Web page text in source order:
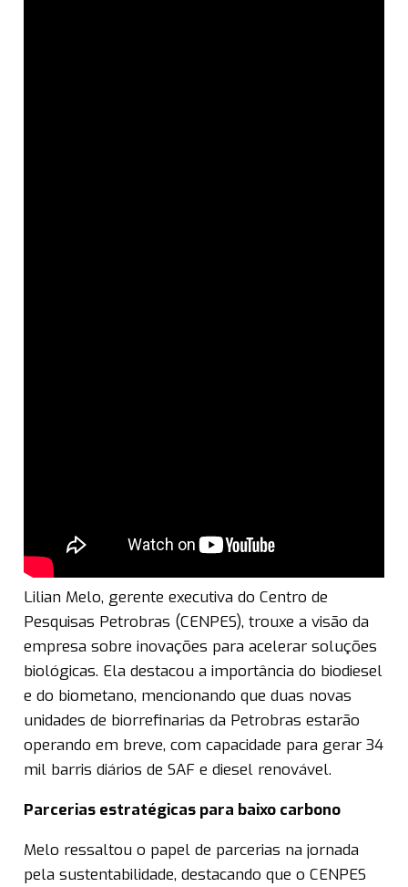
Lilian Melo, gerente executiva do Centro de
Pesquisas Petrobras (CENPES), trouxe a visão da
empresa sobre inovações para acelerar soluções
biológicas. Ela destacou a importância do biodiesel
e do biometano, mencionando que duas novas
unidades de biorrefinarias da Petrobras estarão
operando em breve, com capacidade para gerar 34
mil barris diários de SAF e diesel renovável.
Parcerias estratégicas para baixo carbono
Melo ressaltou o papel de parcerias na jornada
pela sustentabilidade, destacando que o CENPES